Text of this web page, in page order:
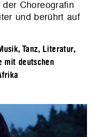
Choreografin
und berührt auf
Tanz, Literatur,
mit deutschen